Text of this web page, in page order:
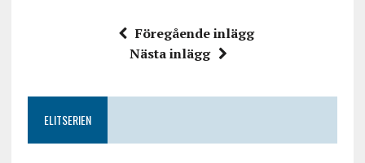
Föregående inlägg
Nästa inlägg
ELITSERIEN